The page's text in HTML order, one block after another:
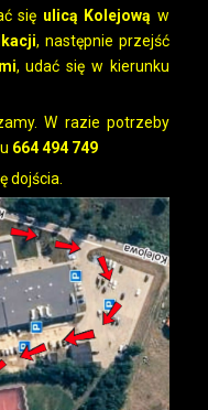
się ulicą Kolejową w
, następnie przejść
, udać się w kierunku
W razie potrzeby
664 494 749
dojścia.